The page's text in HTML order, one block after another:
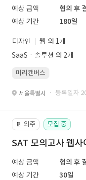
예상 금액
협의 후
예상 기간
180일
디자인
웹 외 1개
SaaSㆍ솔루션 외 2개
미리캔버스
서울특별시 · 등록일자
📔 외주 모집 중
SAT 모의고사 웹사
예상 금액
협의 후
예상 기간
30일